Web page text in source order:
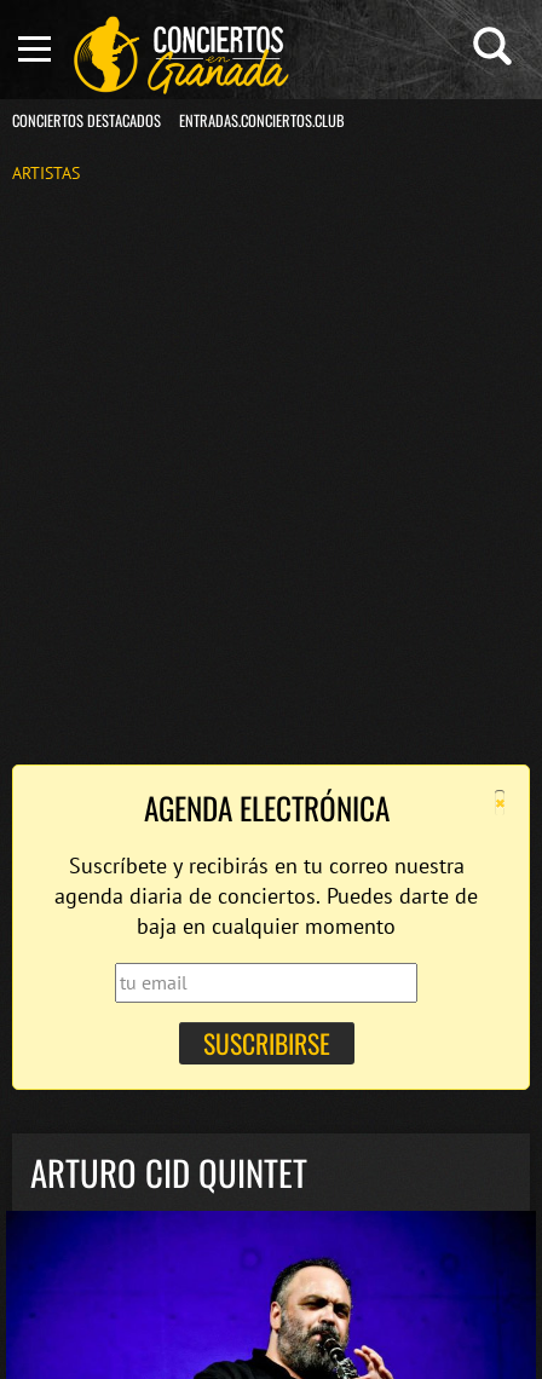
CONCIERTOS DESTACADOS ENTRADAS.CONCIERTOS.CLUB
ARTISTAS
×
AGENDA ELECTRÓNICA
Suscríbete y recibirás en tu correo nuestra
agenda diaria de conciertos. Puedes darte de
baja en cualquier momento
ARTURO CID QUINTET